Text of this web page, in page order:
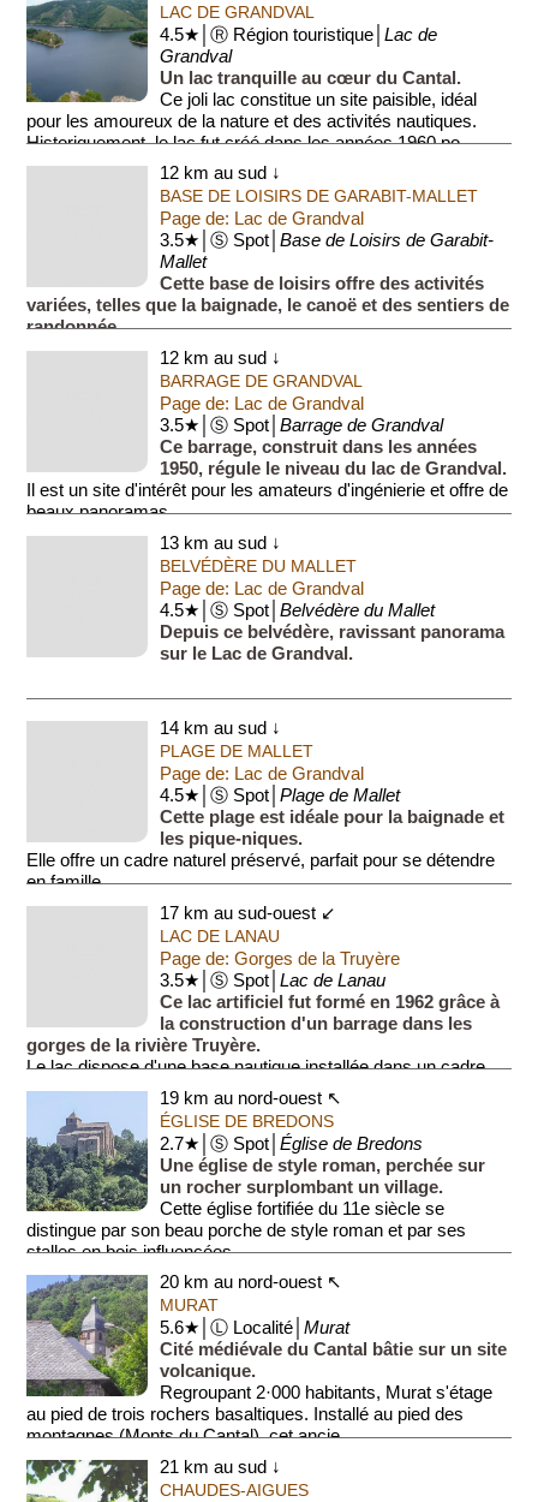
LAC DE GRANDVAL
4.5★│Ⓡ Région touristique│Lac de
Grandval
Un lac tranquille au cœur du Cantal.
Ce joli lac constitue un site paisible, idéal
pour les amoureux de la nature et des activités nautiques.
Historiquement, le lac fut créé dans les années 1960 po...
12 km au sud ↓
BASE DE LOISIRS DE GARABIT-MALLET
Page de: Lac de Grandval
3.5★│Ⓢ Spot│Base de Loisirs de Garabit-
Mallet
Cette base de loisirs offre des activités
variées, telles que la baignade, le canoë et des sentiers de
randonnée.
C'est un lieu idéal pour les familles et les amoureux de la
12 km au sud ↓
BARRAGE DE GRANDVAL
Page de: Lac de Grandval
3.5★│Ⓢ Spot│Barrage de Grandval
Ce barrage, construit dans les années
1950, régule le niveau du lac de Grandval.
Il est un site d'intérêt pour les amateurs d'ingénierie et offre de
beaux panoramas.
13 km au sud ↓
BELVÉDÈRE DU MALLET
Page de: Lac de Grandval
4.5★│Ⓢ Spot│Belvédère du Mallet
Depuis ce belvédère, ravissant panorama
sur le Lac de Grandval.
14 km au sud ↓
PLAGE DE MALLET
Page de: Lac de Grandval
4.5★│Ⓢ Spot│Plage de Mallet
Cette plage est idéale pour la baignade et
les pique-niques.
Elle offre un cadre naturel préservé, parfait pour se détendre
en famille.
17 km au sud-ouest ↙
LAC DE LANAU
Page de: Gorges de la Truyère
3.5★│Ⓢ Spot│Lac de Lanau
Ce lac artificiel fut formé en 1962 grâce à
la construction d'un barrage dans les
gorges de la rivière Truyère.
Le lac dispose d'une base nautique installée dans un cadre
verdoyant et offrant d...19 km au nord-ouest ↖
ÉGLISE DE BREDONS
2.7★│Ⓢ Spot│Église de Bredons
Une église de style roman, perchée sur
un rocher surplombant un village.
Cette église fortifiée du 11e siècle se
distingue par son beau porche de style roman et par ses
stalles en bois influencées...
20 km au nord-ouest ↖
MURAT
5.6★│Ⓛ Localité│Murat
Cité médiévale du Cantal bâtie sur un site
volcanique.
Regroupant 2·000 habitants, Murat s'étage
au pied de trois rochers basaltiques. Installé au pied des
montagnes (Monts du Cantal), cet ancie...
21 km au sud ↓
CHAUDES-AIGUES